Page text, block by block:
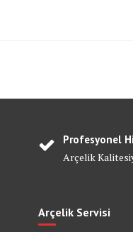
Profesyonel
Arçelik
Arçelik Servisi